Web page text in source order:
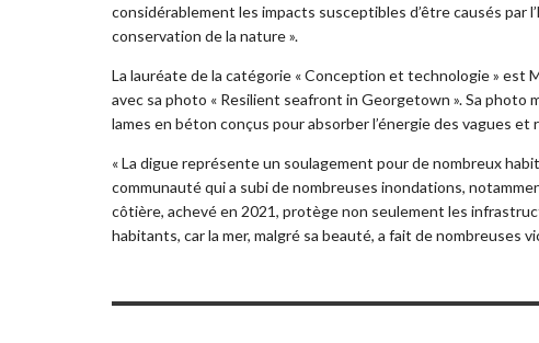
considérablement les impacts susceptibles d’être causés par
conservation de la nature ».
La lauréate de la catégorie « Conception et technologie » est
avec sa photo « Resilient seafront in Georgetown ». Sa
lames en béton conçus pour absorber l’énergie des vagues et
« La digue représente un soulagement pour de nombreux
communauté qui a subi de nombreuses inondations,
côtière, achevé en 2021, protège non seulement les
habitants, car la mer, malgré sa beauté, a fait de nombreuses